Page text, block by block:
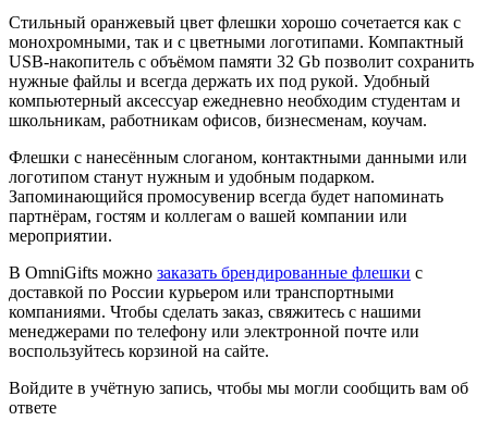
Стильный оранжевый цвет флешки хорошо сочетается как с
монохромными, так и с цветными логотипами. Компактный
USB-накопитель с объёмом памяти 32 Gb позволит сохранить
нужные файлы и всегда держать их под рукой. Удобный
компьютерный аксессуар ежедневно необходим студентам и
школьникам, работникам офисов, бизнесменам, коучам.
Флешки с нанесённым слоганом, контактными данными или
логотипом станут нужным и удобным подарком.
Запоминающийся промосувенир всегда будет напоминать
партнёрам, гостям и коллегам о вашей компании или
мероприятии.
В OmniGifts можно заказать брендированные флешки с
доставкой по России курьером или транспортными
компаниями. Чтобы сделать заказ, свяжитесь с нашими
менеджерами по телефону или электронной почте или
воспользуйтесь корзиной на сайте.
Войдите в учётную запись, чтобы мы могли сообщить вам об
ответе